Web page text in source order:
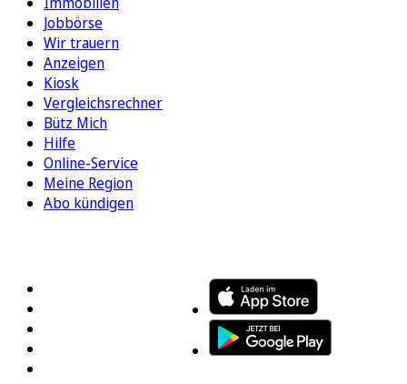
Jobbörse
Wir trauern
Anzeigen
Kiosk
Vergleichsrechner
Bütz Mich
Hilfe
Online-Service
Meine Region
Abo kündigen